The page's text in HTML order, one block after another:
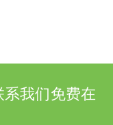
系我们免费在